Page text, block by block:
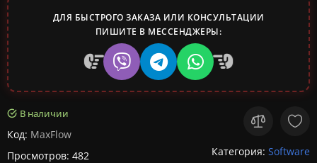
ДЛЯ БЫСТРОГО ЗАКАЗА ИЛИ КОНСУЛЬТАЦИИ
ПИШИТЕ В МЕССЕНДЖЕРЫ:
В наличии
Код: MaxFlow
Просмотров: 482
Категория: Software